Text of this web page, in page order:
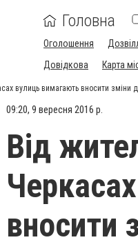
Головна
Оголошення
Довідкова
Карта
вулиць вимагають вносити зміни
09:20, 9 вересня 2016 р.
Від
вносити